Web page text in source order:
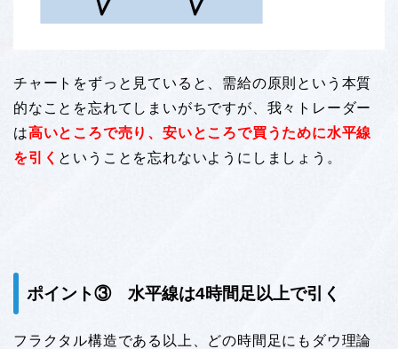
チャートをずっと見ていると、需給の原則という本質
的なことを忘れてしまいがちですが、我々トレーダー
は高いところで売り、安いところで買うために水平線
を引く ということを忘れないようにしましょう。
ポイント③ 水平線は4時間足以上で引く
フラクタル構造である以上、どの時間足にもダウ理論